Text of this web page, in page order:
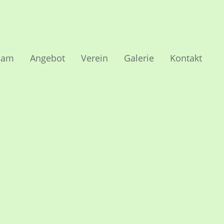
Angebot Verein Galerie Kontakt